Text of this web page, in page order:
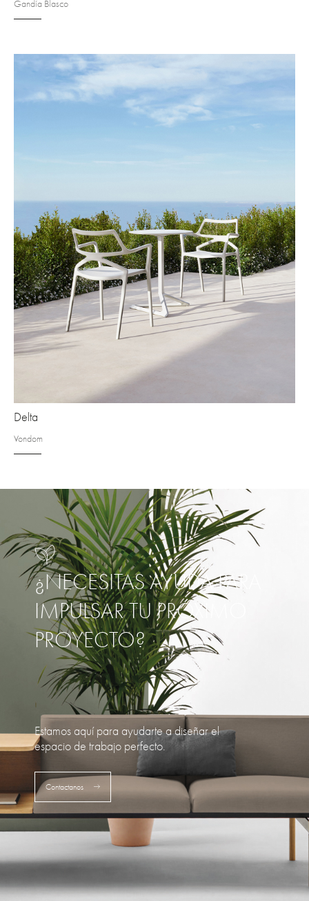
Gandía Blasco
Delta
Vondom
¿NECESITAS AYUDA PARA
IMPULSAR TU PRÓXIMO
PROYECTO?
Estamos aquí para ayudarte a diseñar el
espacio de trabajo perfecto.
Contactanos